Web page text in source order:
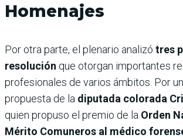
Homenajes
Por otra parte, el plenario analizó tres
resolución que otorgan importantes
profesionales de varios ámbitos. Por
propuesta de la diputada colorada
quien propuso el premio de la Orden
Mérito Comuneros al médico